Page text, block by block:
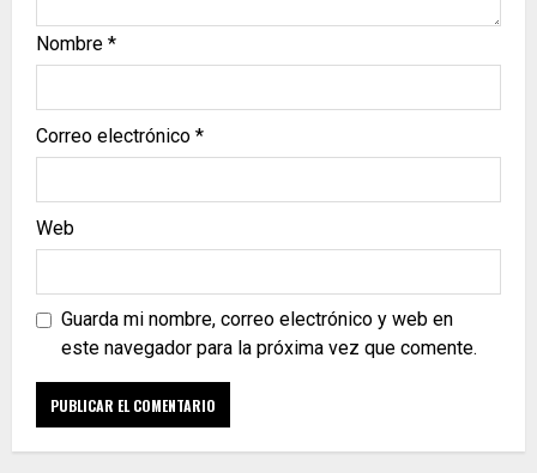
Nombre *
Correo electrónico *
Web
Guarda mi nombre, correo electrónico y web en
este navegador para la próxima vez que comente.